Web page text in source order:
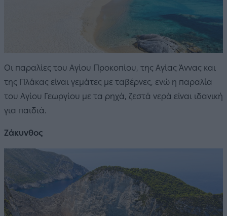
Οι παραλίες του Αγίου Προκοπίου, της Αγίας Άννας και
της Πλάκας είναι γεμάτες με ταβέρνες, ενώ η παραλία
του Αγίου Γεωργίου με τα ρηχά, ζεστά νερά είναι ιδανική
για παιδιά.
Ζάκυνθος